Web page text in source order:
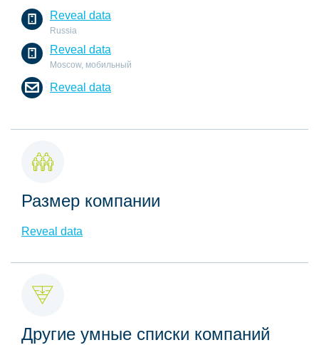
Reveal data
Russia
Reveal data
Moscow, мобильный
Reveal data
Размер компании
Reveal data
Другие умные списки компаний